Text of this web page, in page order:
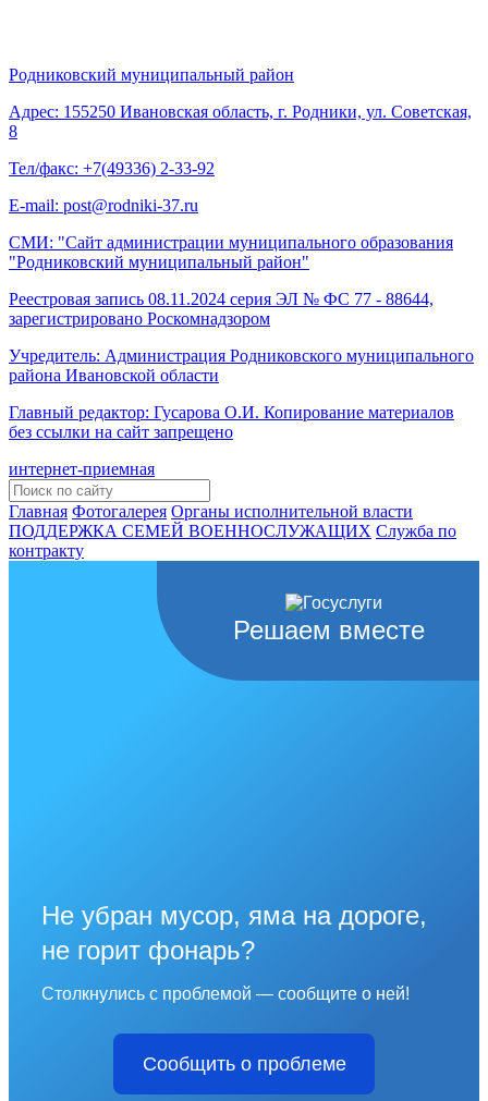
Родниковский муниципальный район
Адрес: 155250 Ивановская область, г. Родники, ул. Советская,
8
Тел/факс: +7(49336) 2-33-92
E-mail: post@rodniki-37.ru
СМИ: "Сайт администрации муниципального образования
"Родниковский муниципальный район"
Реестровая запись 08.11.2024 серия ЭЛ № ФС 77 - 88644,
зарегистрировано Роскомнадзором
Учредитель: Администрация Родниковского муниципального
района Ивановской области
Главный редактор: Гусарова О.И. Копирование материалов
без ссылки на сайт запрещено
интернет-приемная
Главная Фотогалерея Органы исполнительной власти
ПОДДЕРЖКА СЕМЕЙ ВОЕННОСЛУЖАЩИХ Cлужба по
контракту
Решаем вместе
Не убран мусор, яма на дороге,
не горит фонарь?
Столкнулись с проблемой — сообщите о ней!
Сообщить о проблеме